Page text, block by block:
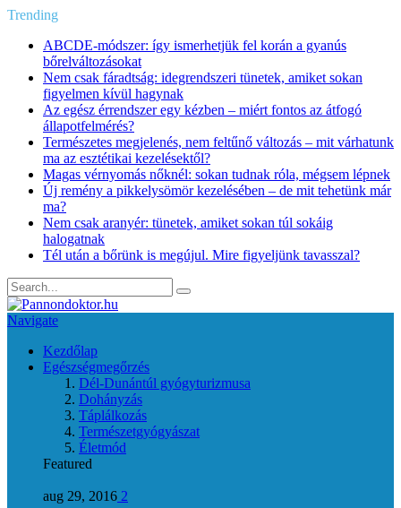
Trending
ABCDE‑módszer: így ismerhetjük fel korán a gyanús
bőrelváltozásokat
Nem csak fáradtság: idegrendszeri tünetek, amiket sokan
figyelmen kívül hagynak
Az egész érrendszer egy kézben – miért fontos az átfogó
állapotfelmérés?
Természetes megjelenés, nem feltűnő változás – mit várhatunk
ma az esztétikai kezelésektől?
Magas vérnyomás nőknél: sokan tudnak róla, mégsem lépnek
Új remény a pikkelysömör kezelésében – de mit tehetünk már
ma?
Nem csak aranyér: tünetek, amiket sokan túl sokáig
halogatnak
Tél után a bőrünk is megújul. Mire figyeljünk tavasszal?
Navigate
Kezdőlap
Egészségmegőrzés
Dél-Dunántúl gyógyturizmusa
Dohányzás
Táplálkozás
Természetgyógyászat
Életmód
Featured
aug 29, 2016 2